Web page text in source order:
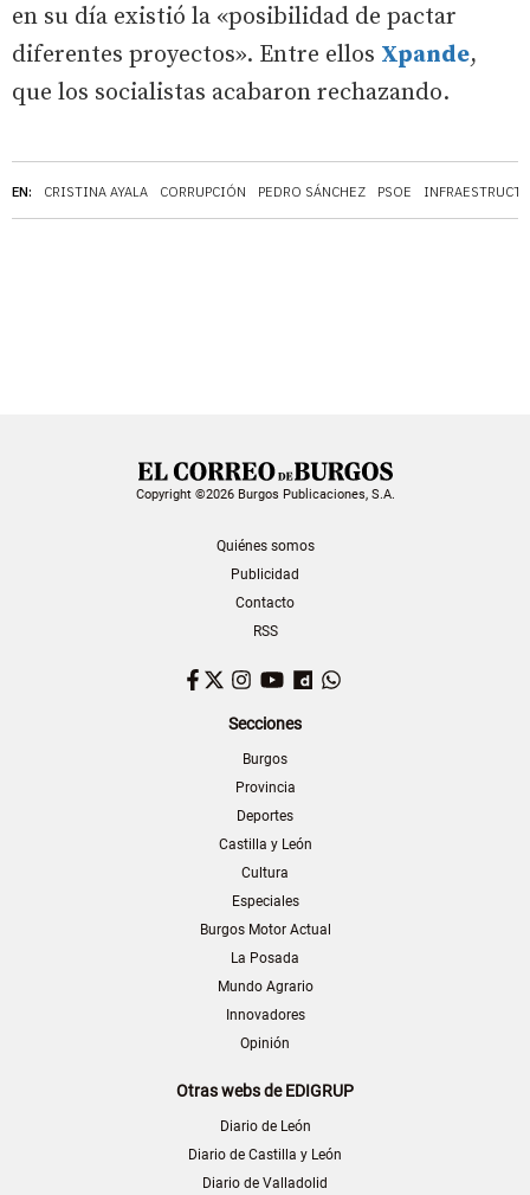
EN: CRISTINA AYALA CORRUPCIÓN PEDRO SÁNCHEZ PSOE
en su día existió la «posibilidad de pactar
diferentes proyectos». Entre ellos Xpande,
que los socialistas acabaron rechazando.
Copyright ©2026 Burgos Publicaciones, S.A.
Quiénes somos
Publicidad
Contacto
RSS
Facebook
TwitterInstagram
YouTubeDailymotion
Secciones
Burgos
Provincia
Deportes
Castilla y León
Cultura
Especiales
Burgos Motor Actual
La Posada
Mundo Agrario
Innovadores
Opinión
Otras webs de EDIGRUP
Diario de León
Diario de Castilla y León
Diario de Valladolid